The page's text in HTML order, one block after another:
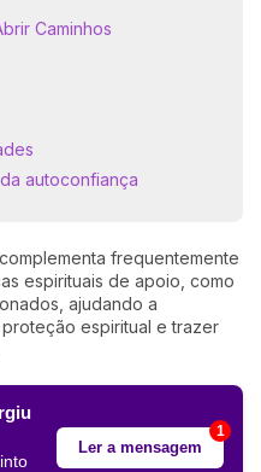
Caminhos
autoconfiança
frequentemente
espirituais de apoio, como
ajudando a
espiritual e trazer
Ler a mensagem
1